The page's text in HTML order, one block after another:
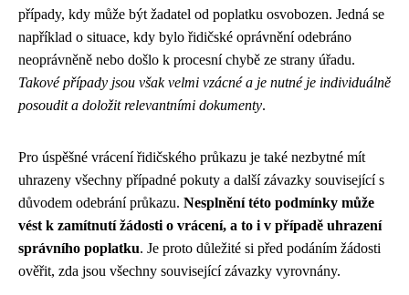
případy, kdy může být žadatel od poplatku osvobozen. Jedná se
například o situace, kdy bylo řidičské oprávnění odebráno
neoprávněně nebo došlo k procesní chybě ze strany úřadu.
Takové případy jsou však velmi vzácné a je nutné je individuálně
posoudit a doložit relevantními dokumenty.
Pro úspěšné vrácení řidičského průkazu je také nezbytné mít
uhrazeny všechny případné pokuty a další závazky související s
důvodem odebrání průkazu. Nesplnění této podmínky může
vést k zamítnutí žádosti o vrácení, a to i v případě uhrazení
správního poplatku. Je proto důležité si před podáním žádosti
ověřit, zda jsou všechny související závazky vyrovnány.